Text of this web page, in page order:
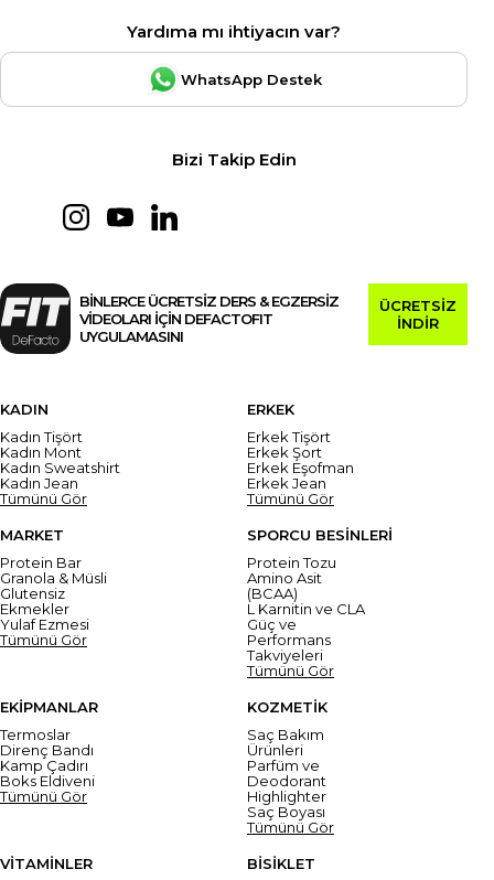
Yardıma mı ihtiyacın var?
WhatsApp Destek
Bizi Takip Edin
BİNLERCE ÜCRETSİZ DERS & EGZERSİZ
VİDEOLARI İÇİN DEFACTOFIT
UYGULAMASINI
ÜCRETSİZ
İNDİR
KADIN
Kadın Tişört
Kadın Mont
Kadın Sweatshirt
Kadın Jean
Tümünü Gör
ERKEK
Erkek Tişört
Erkek Şort
Erkek Eşofman
Erkek Jean
Tümünü Gör
MARKET
Protein Bar
Granola & Müsli
Glutensiz
Ekmekler
Yulaf Ezmesi
Tümünü Gör
SPORCU BESİNLERİ
Protein Tozu
Amino Asit
(BCAA)
L Karnitin ve CLA
Güç ve
Performans
Takviyeleri
Tümünü Gör
EKİPMANLAR
Termoslar
Direnç Bandı
Kamp Çadırı
Boks Eldiveni
Tümünü Gör
KOZMETİK
Saç Bakım
Ürünleri
Parfüm ve
Deodorant
Highlighter
Saç Boyası
Tümünü Gör
VİTAMİNLER
BİSİKLET